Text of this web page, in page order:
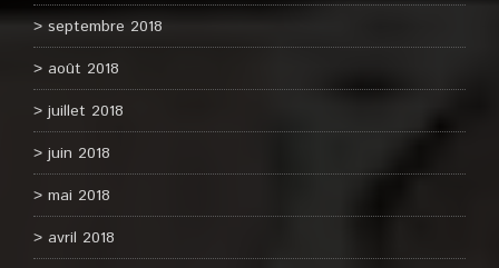
septembre 2018
août 2018
juillet 2018
juin 2018
mai 2018
avril 2018